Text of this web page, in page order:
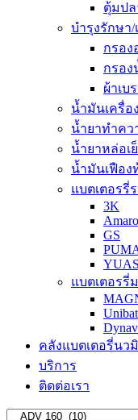
ตุ้มป
บำรุงรักษา
กรอง
กรอง
ผ้าเบ
น้ำมันเครื่อง
น้ำยาทำคว
น้ำยาหล่อเ
น้ำมันเฟือง
แบตเตอรรี่
3K
GS
แบตเตอรรี่
Unibat
คลังแบตเตอรี่นว
บริการ
ติดต่อเรา